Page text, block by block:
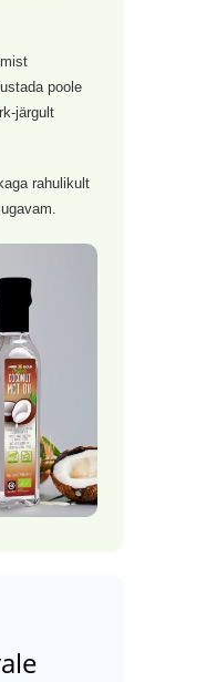
poole
järgult
rahulikult